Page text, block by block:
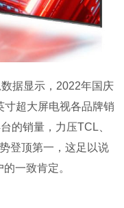
据显示，2022年国庆
超大屏电视各品牌销
的销量，力压TCL、
登顶第一，这足以说
一致肯定。